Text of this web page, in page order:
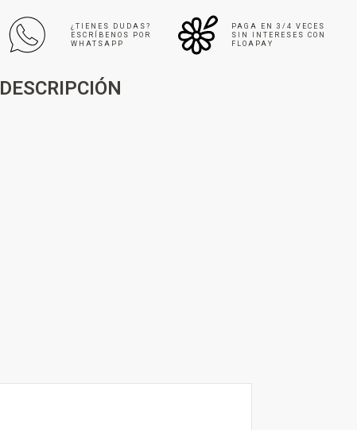
¿TIENES DUDAS?
ESCRÍBENOS POR
WHATSAPP
PAGA EN 3/4 VECES
SIN INTERESES CON
FLOAPAY
DESCRIPCIÓN